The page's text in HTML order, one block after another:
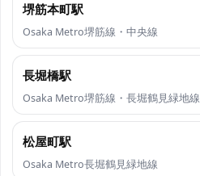
堺筋本町駅
Osaka Metro堺筋線・中央線
長堀橋駅
Osaka Metro堺筋線・長堀鶴見緑地線
松屋町駅
Osaka Metro長堀鶴見緑地線